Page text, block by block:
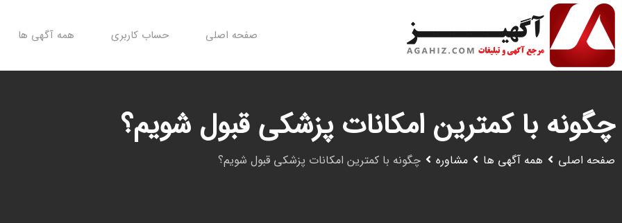
پرش
محتوا
صفحه اصلی حساب کاربری همه آگهی ها
چگونه با کمترین امکانات پزشکی قبول شویم؟
صفحه اصلی همه آگهی ها مشاوره چگونه با کمترین امکانات پزشکی قبول شویم؟